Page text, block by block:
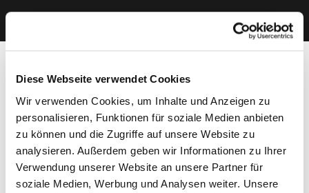
Diese Webseite verwendet Cookies
Wir verwenden Cookies, um Inhalte und Anzeigen zu
personalisieren, Funktionen für soziale Medien anbieten
zu können und die Zugriffe auf unsere Website zu
analysieren. Außerdem geben wir Informationen zu Ihrer
Verwendung unserer Website an unsere Partner für
soziale Medien, Werbung und Analysen weiter. Unsere